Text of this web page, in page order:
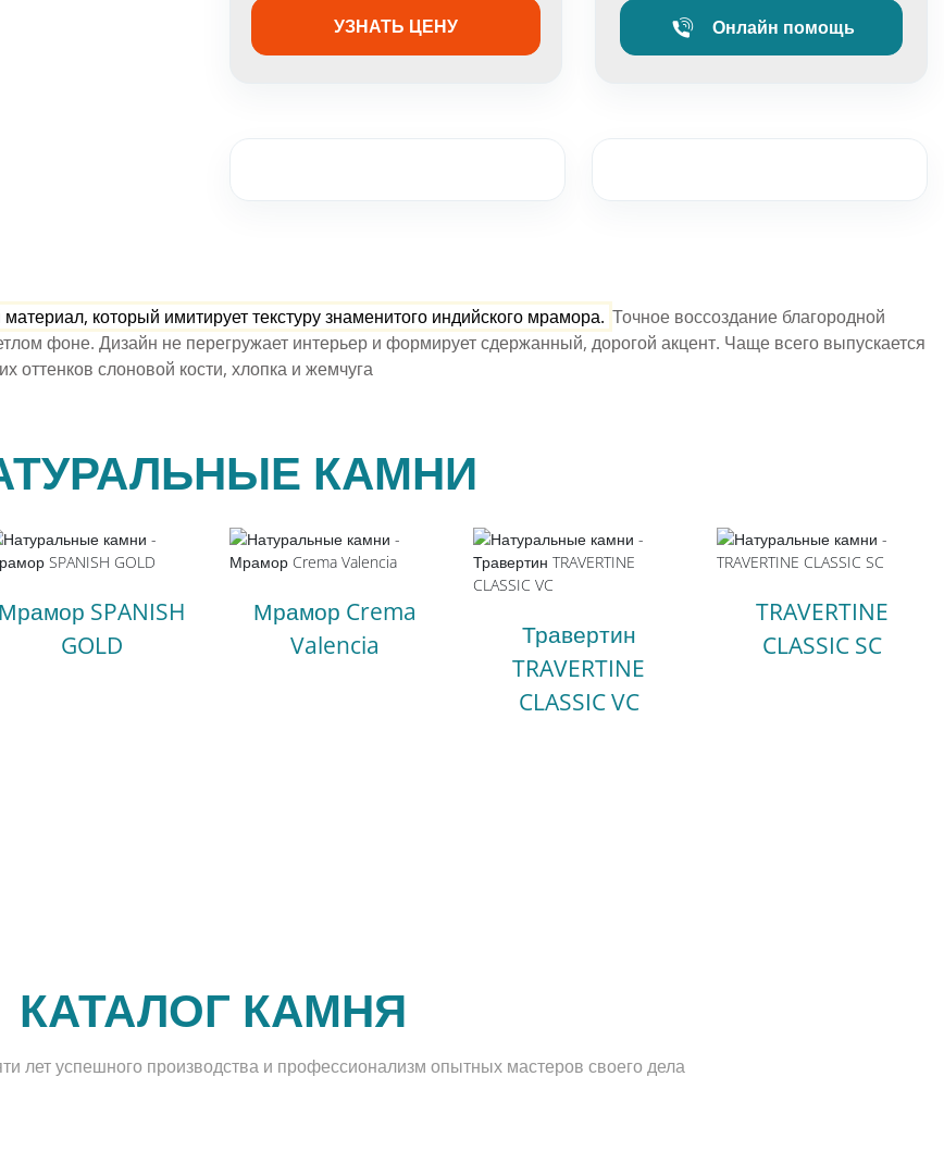
Плиты из камня
Столешницы из камня
Натуральный камень для бассейнов
УЗНАТЬ ЦЕНУ Онлайн помощь
который имитирует текстуру знаменитого индийского мрамора. Точное воссоздание благородной
фоне. Дизайн не перегружает интерьер и формирует сдержанный, дорогой акцент. Чаще всего выпускается
оттенков слоновой кости, хлопка и жемчуга
КАМНИ
Мрамор SPANISH
GOLD
Мрамор Crema
Valencia
Травертин
TRAVERTINE
CLASSIC VC
TRAVERTINE
CLASSIC SC
КАТАЛОГ КАМНЯ
лет успешного производства и профессионализм опытных мастеров своего дела